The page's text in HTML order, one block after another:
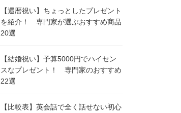
【還暦祝い】ちょっとしたプレゼント
を紹介！ 専門家が選ぶおすすめ商品
20選
【結婚祝い】予算5000円でハイセン
スなプレゼント！ 専門家のおすすめ
22選
【比較表】英会話で全く話せない初心